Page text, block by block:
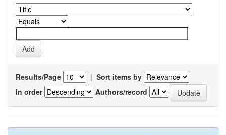
Results/Page | Sort items by
In order
Authors/record